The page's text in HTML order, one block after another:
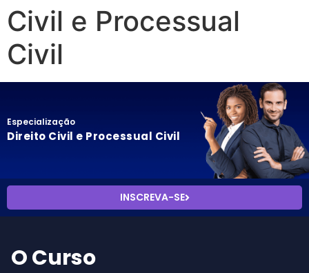
Civil e Processual
Civil
Especialização
Direito Civil e Processual Civil
INSCREVA-SE
O Curso